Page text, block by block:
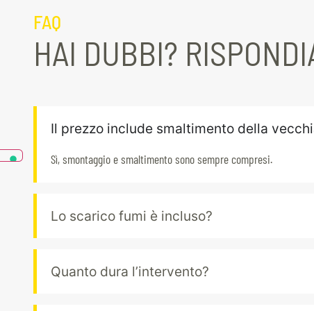
FAQ
HAI DUBBI?
Il prezzo include smaltimento della
Sì, smontaggio e smaltimento sono sempre compresi.
Lo scarico fumi è incluso?
Quanto dura l’intervento?